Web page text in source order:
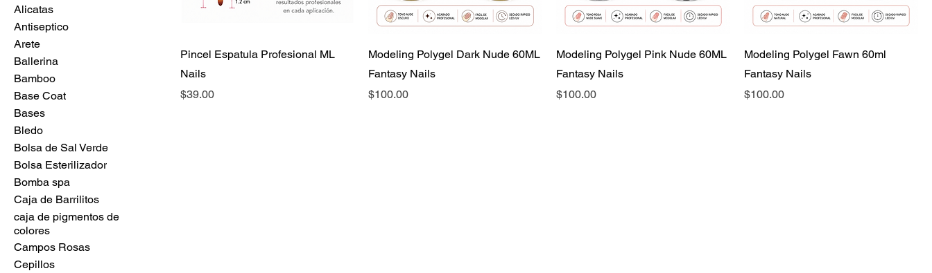
Alicatas
Antiseptico
Arete
Ballerina
Bamboo
Base Coat
Bases
Bledo
Bolsa de Sal Verde
Bolsa Esterilizador
Bomba spa
Caja de Barrilitos
caja de pigmentos de
colores
Campos Rosas
Cepillos
Pincel Espatula Profesional ML
Nails
Precio
$39.00
Modeling Polygel Dark Nude 60ML
Fantasy Nails
Precio
$100.00
Modeling Polygel Pink Nude 60ML
Fantasy Nails
Precio
$100.00
Modeling Polygel Fawn 60ml
Fantasy Nails
Precio
$100.00